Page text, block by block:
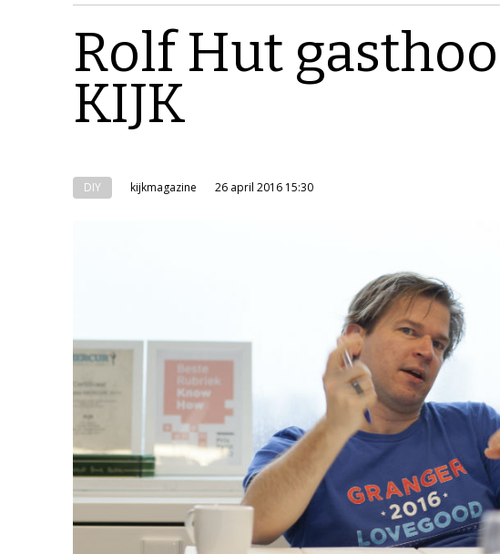
Rolf Hut
KIJK
DIY kijkmagazine 26 april 2016 15:30